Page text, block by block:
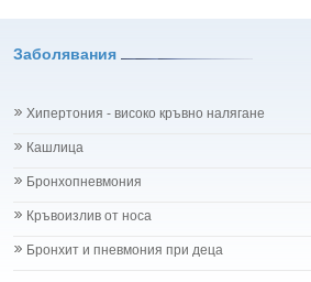
Заболявания
Хипертония - високо кръвно налягане
Кашлица
Бронхопневмония
Кръвоизлив от носа
Бронхит и пневмония при деца